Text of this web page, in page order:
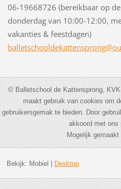
06-19668726 (bereikbaar op
donderdag van 10:00-12:00,
vakanties & feestdagen)
balletschooldekattenspro
© Balletschool de Kattensprong,
maakt gebruik van cookies om
gebruikersgemak te bieden. Door
akkoord met ons
Mogelijk
Bekijk: Mobiel | Desktop